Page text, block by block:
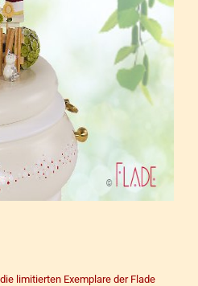
limitierten Exemplare der Flade